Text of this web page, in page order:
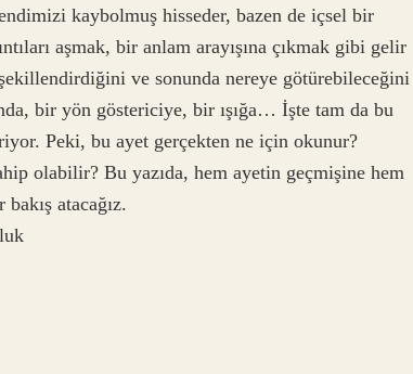
kaybolmuş hisseder, bazen de içsel bir
aşmak, bir anlam arayışına çıkmak gibi gelir
ve sonunda nereye götürebileceğini
bir yön göstericiye, bir ışığa… İşte tam da bu
Peki, bu ayet gerçekten ne için okunur?
olabilir? Bu yazıda, hem ayetin geçmişine hem
atacağız.